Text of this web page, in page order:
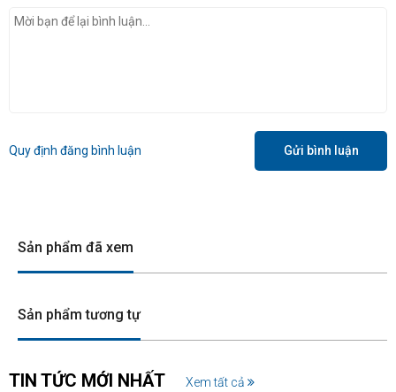
Quy định đăng bình luận Gửi bình luận
Sản phẩm đã xem
Sản phẩm tương tự
TIN TỨC MỚI NHẤT Xem tất cả